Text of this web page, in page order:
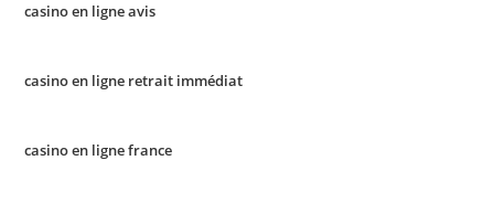
casino en ligne avis
casino en ligne retrait immédiat
casino en ligne france